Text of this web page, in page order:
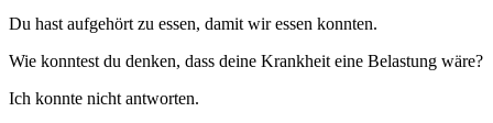
Du hast aufgehört zu essen, damit wir essen konnten.
Wie konntest du denken, dass deine Krankheit eine Belastung wäre?
Ich konnte nicht antworten.